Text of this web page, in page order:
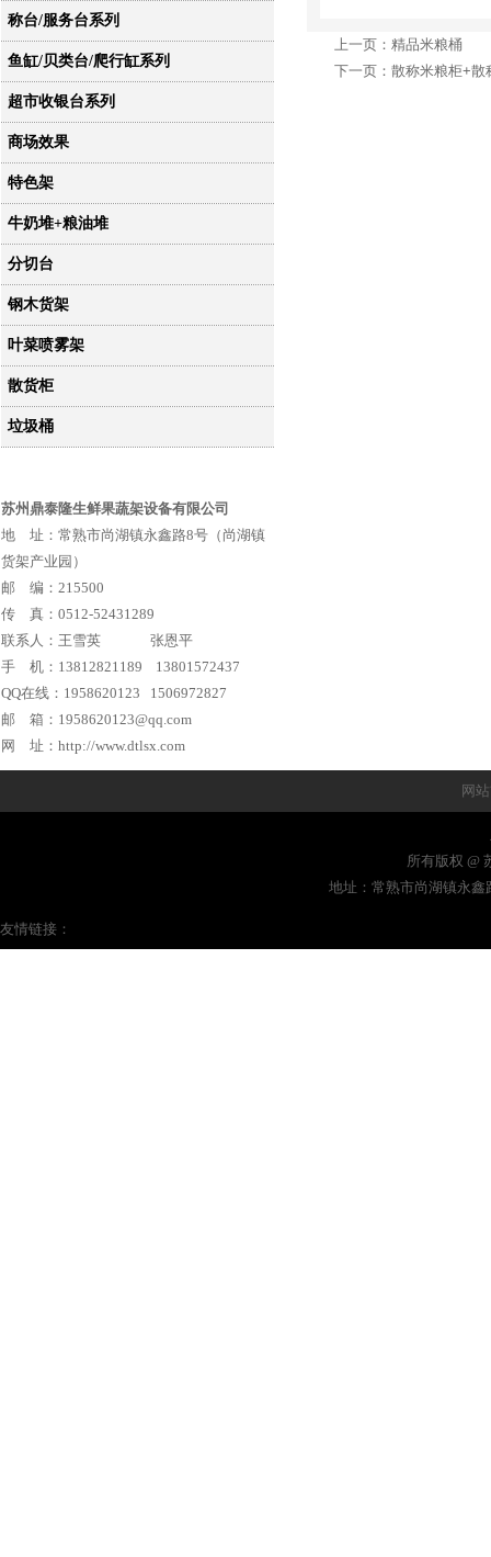
称台/服务台系列
鱼缸/贝类台/爬行缸系列
超市收银台系列
商场效果
特色架
牛奶堆+粮油堆
分切台
钢木货架
叶菜喷雾架
散货柜
垃圾桶
苏州鼎泰隆生鲜果蔬架设备有限公司
地 址：常熟市尚湖镇永鑫路8号（尚湖镇
货架产业园）
邮 编：215500
传 真：0512-52431289
联系人：王雪英 张恩平
手 机：13812821189 13801572437
QQ在线：1958620123 1506972827
邮 箱：1958620123@qq.com
网 址： http://www.dtlsx.com
上一页：精品米粮桶
下一页：散称米粮柜+散
网
所有版权 @
地址：常熟市尚湖镇永鑫
友情链接：